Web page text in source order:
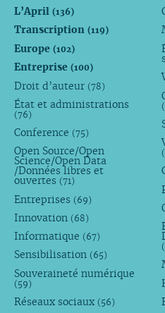
L’April (136)
Transcription (119)
Europe (102)
Entreprise (100)
Droit d’auteur (78)
État et administrations
(76)
Conference (75)
Open Source/Open
Science/Open Data
/Données libres et
ouvertes (71)
Entreprises (69)
Innovation (68)
Informatique (67)
Sensibilisation (65)
Souveraineté numérique
(59)
Réseaux sociaux (56)